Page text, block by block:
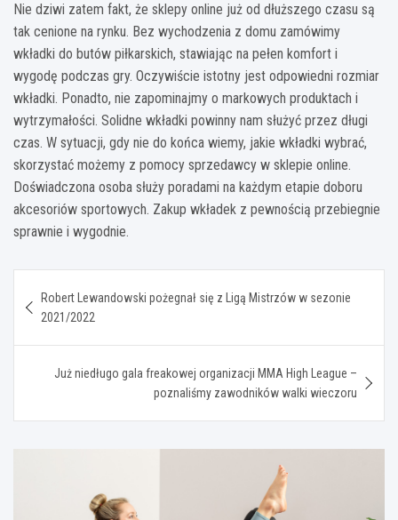
Nie dziwi zatem fakt, że sklepy online już od dłuższego czasu są
tak cenione na rynku. Bez wychodzenia z domu zamówimy
wkładki do butów piłkarskich, stawiając na pełen komfort i
wygodę podczas gry. Oczywiście istotny jest odpowiedni rozmiar
wkładki. Ponadto, nie zapominajmy o markowych produktach i
wytrzymałości. Solidne wkładki powinny nam służyć przez długi
czas. W sytuacji, gdy nie do końca wiemy, jakie wkładki wybrać,
skorzystać możemy z pomocy sprzedawcy w sklepie online.
Doświadczona osoba służy poradami na każdym etapie doboru
akcesoriów sportowych. Zakup wkładek z pewnością przebiegnie
sprawnie i wygodnie.
wpisu
Robert Lewandowski pożegnał się z Ligą Mistrzów w sezonie
2021/2022
Już niedługo gala freakowej organizacji MMA High League –
poznaliśmy zawodników walki wieczoru